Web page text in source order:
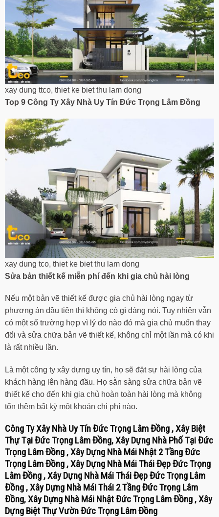
xay dung ttco, thiet ke biet thu lam dong
Top 9 Công Ty Xây Nhà Uy Tín Đức Trọng Lâm Đồng
xay dung tco, thiet ke biet thu lam dong
Sửa bản thiết kế miễn phí đến khi gia chủ hài lòng
Nếu một bản vẽ thiết kế được gia chủ hài lòng ngay từ
phương án đầu tiên thì không có gì đáng nói. Tuy nhiên vẫn
có một số trường hợp vì lý do nào đó mà gia chủ muốn thay
đổi và sửa chữa bản vẽ thiết kế, không chỉ một lần mà có khi
là rất nhiều lần.
Là một công ty xây dựng uy tín, họ sẽ đặt sự hài lòng của
khách hàng lên hàng đầu. Họ sẵn sàng sửa chữa bản vẽ
thiết kế cho đến khi gia chủ hoàn toàn hài lòng mà không
tốn thêm bất kỳ một khoản chi phí nào.
Công Ty Xây Nhà Uy TínĐức Trọng Lâm Đồng , Xây Biệt
Thự TạiĐức Trọng Lâm Đồng, Xây Dựng Nhà Phố TạiĐức
Trọng Lâm Đồng , Xây Dựng Nhà Mái Nhật 2 TầngĐức
Trọng Lâm Đồng , Xây Dựng Nhà Mái Thái ĐẹpĐức Trọng
Lâm Đồng , Xây Dựng Nhà Mái Thái ĐẹpĐức Trọng Lâm
Đồng , Xây Dựng Nhà Mái Thái 2 TầngĐức Trọng Lâm
Đồng, Xây Dựng Nhà Mái NhậtĐức Trọng Lâm Đồng , Xây
Dựng Biệt Thự VườnĐức Trọng Lâm Đồng